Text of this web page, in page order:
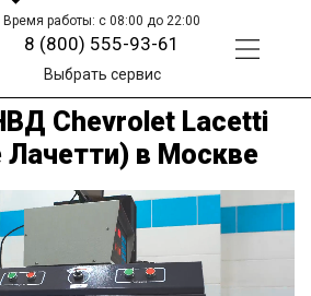
Время работы: с 08:00 до 22:00
8 (800) 555-93-61
Выбрать сервис
Chevrolet Lacetti
в Москве